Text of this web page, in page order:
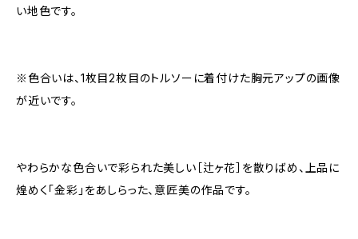
い地色です。
※色合いは、1枚目2枚目のトルソーに着付けた胸元アップの画像
が近いです。
やわらかな色合いで彩られた美しい［辻ヶ花］を散りばめ、上品に
煌めく「金彩」をあしらった、意匠美の作品です。